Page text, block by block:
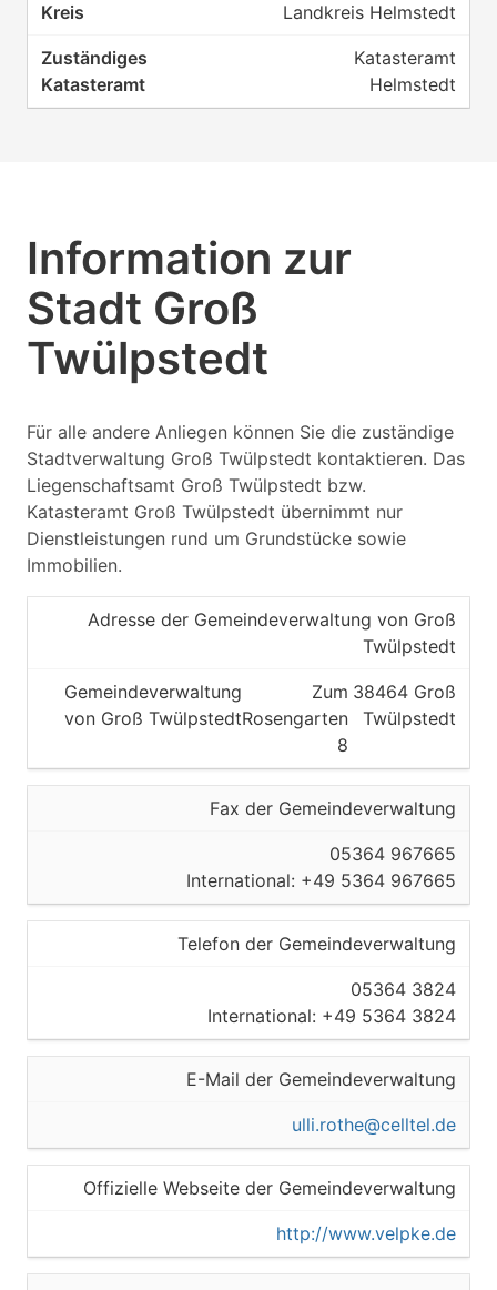
Landkreis Helmstedt
Katasteramt
Helmstedt
Information zur
Stadt Groß
Twülpstedt
Für alle andere Anliegen können Sie die zuständige
Stadtverwaltung Groß Twülpstedt kontaktieren. Das
Liegenschaftsamt Groß Twülpstedt bzw.
Katasteramt Groß Twülpstedt übernimmt nur
Dienstleistungen rund um Grundstücke sowie
Immobilien.
Adresse der Gemeindeverwaltung von Groß
Twülpstedt
Gemeindeverwaltung
von Groß Twülpstedt
Zum
Rosengarten
8
38464 Groß
Twülpstedt
Fax der Gemeindeverwaltung
05364 967665
International: +49 5364 967665
Telefon der Gemeindeverwaltung
05364 3824
International: +49 5364 3824
E-Mail der Gemeindeverwaltung
ulli.rothe@celltel.de
Offizielle Webseite der Gemeindeverwaltung
http://www.velpke.de